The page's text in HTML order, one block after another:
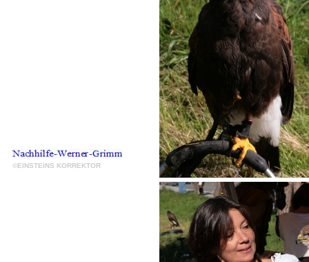
©EINSTEINS KORREKTOR